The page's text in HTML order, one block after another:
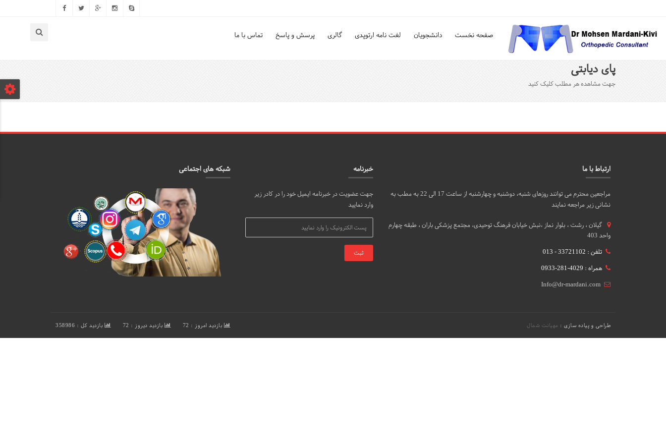
صفحه نخست دانشجویان لغت نامه ارتوپدی گالری پرسش و پاسخ تماس با ما
پای دیابتی
جهت مشاهده هر مطلب کلیک کنید
ارتباط با ما
مراجعین محترم می توانند روزهای شنبه، دوشنبه و چهارشنبه از ساعت 17 الی 22 به مطب به
نشانی زیر مراجعه نمایند
گيلان ، رشت ، بلوار نماز ،نبش خیابان فرهنگ توحیدی، مجتمع پزشکی باران ، طبقه چهارم
واحد 403
تلفن : 33721102 - 013
همراه : 4029-281-0933
Info@dr-mardani.com
خبرنامه
جهت عضویت در خبرنامه ایمیل خود را در کادر زیر
وارد نمایید
شبکه های اجتماعی
طراحی و پیاده سازی : مهیانت شمال بازدید امروز : 72 بازدید دیروز : 72 بازدید کل : 358986